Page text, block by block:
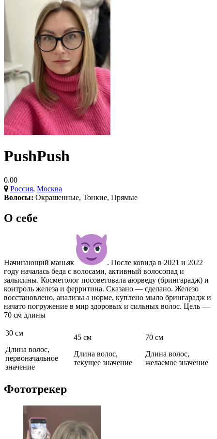
PushPush
0.00
Россия, Москва
Волосы: Окрашенные, Тонкие, Прямые
О себе
Начинающий маньяк
. После ковида в 2021 и 2022
году началась беда с волосами, активный волосопад и
залысины. Косметолог посоветовала аюрведу (брингарадж) и
контроль железа и ферритина. Сказано — сделано. Железо
восстановлено, анализы а норме, куплено мыло брингарадж и
начато погружение в мир здоровых и сильных волос. Цель —
70 см длины
30 см
Длина волос,
первоначальное
значение
45 см
Длина волос,
текущее значение
70 см
Длина волос,
желаемое значение
Фототрекер